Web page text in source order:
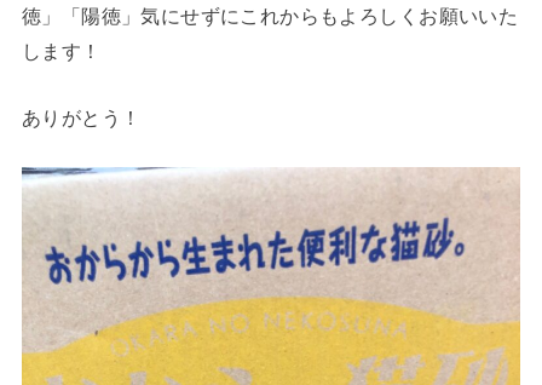
徳」「陽徳」気にせずにこれからもよろしくお願いいた
します！
ありがとう！